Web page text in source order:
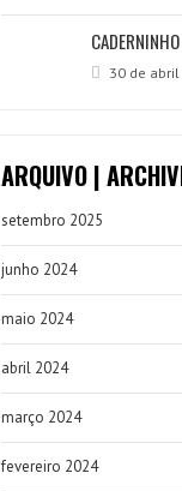
30 de
ARQUIVO |
setembro 2025
junho 2024
maio 2024
abril 2024
março 2024
fevereiro 2024